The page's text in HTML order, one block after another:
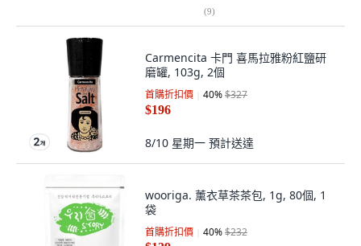
(9)
Carmencita 卡門 喜馬拉雅粉紅鹽研
磨罐, 103g, 2個
首購折扣價 40%$327
$196
8/10 星期一 預計送達
wooriga. 薰衣草茶茶包, 1g, 80個, 1
袋
首購折扣價 40%$232